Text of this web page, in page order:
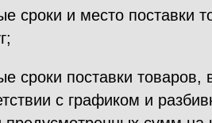
сроки и место поставки
сроки поставки товаров,
с графиком и